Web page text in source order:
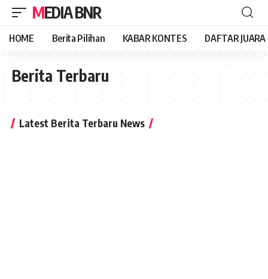
MEDIA BNR
HOME Berita Pilihan KABAR KONTES DAFTAR JUARA
Berita Terbaru
Latest Berita Terbaru News